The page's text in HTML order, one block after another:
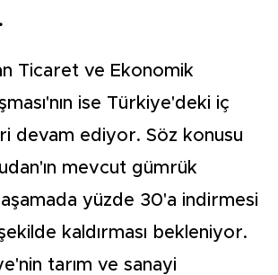
Ticaret ve Ekonomik
ise Türkiye'deki iç
devam ediyor. Söz konusu
mevcut gümrük
yüzde 30'a indirmesi
kaldırması bekleniyor.
tarım ve sanayi